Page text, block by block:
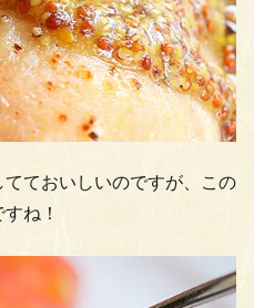
ておいしいのですが、この
ね！